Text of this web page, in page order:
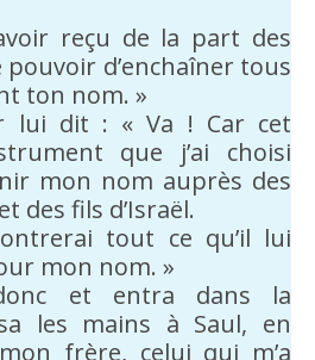
reçu de la part des
d’enchaîner tous
ton nom. »
lui dit : « Va ! Car cet
que j’ai choisi
mon nom auprès des
des fils d’Israël.
tout ce qu’il lui
mon nom. »
et entra dans la
les mains à Saul, en
frère, celui qui m’a